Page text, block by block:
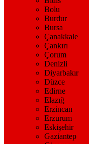
Bolu
Burdur
Bursa
Çanakkale
Çankırı
Çorum
Denizli
Diyarbakır
Düzce
Edirne
Elazığ
Erzincan
Erzurum
Eskişehir
Gaziantep